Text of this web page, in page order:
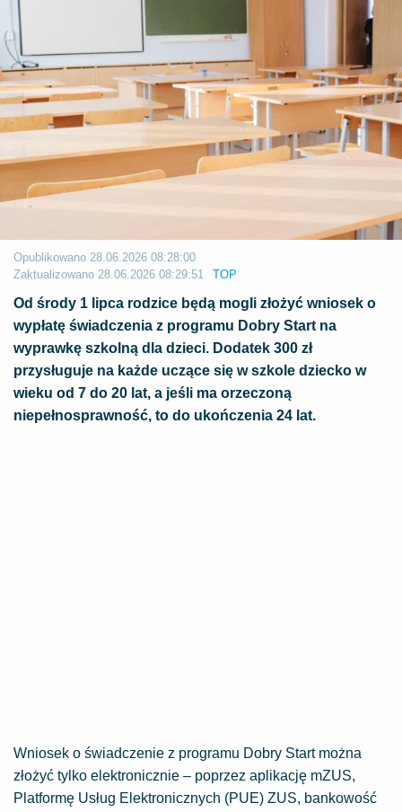
Opublikowano 28.06.2026 08:28:00
Zaktualizowano 28.06.2026 08:29:51 TOP
Od środy 1 lipca rodzice będą mogli złożyć wniosek o
wypłatę świadczenia z programu Dobry Start na
wyprawkę szkolną dla dzieci. Dodatek 300 zł
przysługuje na każde uczące się w szkole dziecko w
wieku od 7 do 20 lat, a jeśli ma orzeczoną
niepełnosprawność, to do ukończenia 24 lat.
Wniosek o świadczenie z programu Dobry Start można
złożyć tylko elektronicznie – poprzez aplikację mZUS,
Platformę Usług Elektronicznych (PUE) ZUS, bankowość